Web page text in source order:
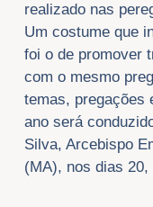
realizado nas
Um costume que
foi o de promover
com o mesmo
temas, pregações
ano será
Silva, Arcebispo
(MA), nos dias 20,